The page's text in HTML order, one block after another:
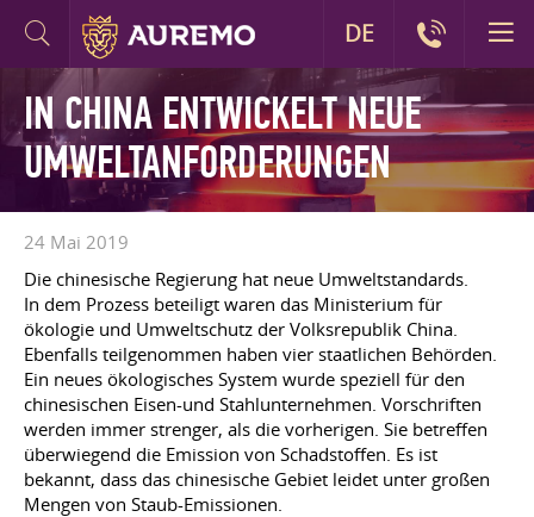
IN CHINA ENTWICKELT NEUE
UMWELTANFORDERUNGEN
24 Mai 2019
Die chinesische Regierung hat neue Umweltstandards.
In dem Prozess beteiligt waren das Ministerium für
ökologie und Umweltschutz der Volksrepublik China.
Ebenfalls teilgenommen haben vier staatlichen Behörden.
Ein neues ökologisches System wurde speziell für den
chinesischen Eisen-und Stahlunternehmen. Vorschriften
werden immer strenger, als die vorherigen. Sie betreffen
überwiegend die Emission von Schadstoffen. Es ist
bekannt, dass das chinesische Gebiet leidet unter großen
Mengen von Staub-Emissionen.
DE